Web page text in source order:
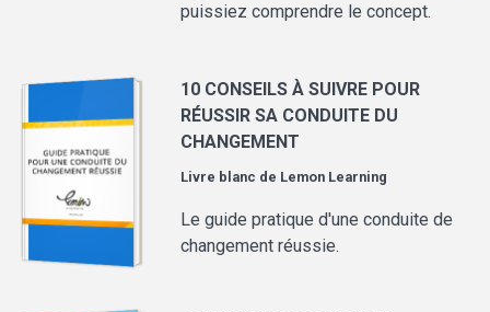
puissiez comprendre le concept.
10 CONSEILS À SUIVRE POUR
RÉUSSIR SA CONDUITE DU
CHANGEMENT
Livre blanc de Lemon Learning
Le guide pratique d'une conduite de
changement réussie.